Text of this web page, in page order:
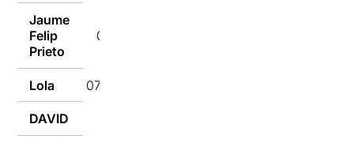
Jaume
Felip
Prieto
07/02/2019
Lola 07/02/2019
DAVID